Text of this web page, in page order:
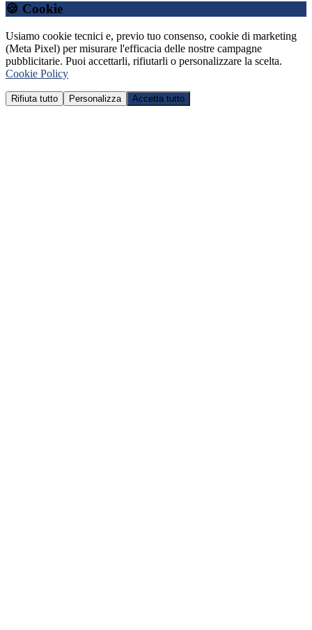
🍪 Cookie
Usiamo cookie tecnici e, previo tuo consenso, cookie di marketing
(Meta Pixel) per misurare l'efficacia delle nostre campagne
pubblicitarie. Puoi accettarli, rifiutarli o personalizzare la scelta.
Cookie Policy
Rifiuta tutto Personalizza Accetta tutto